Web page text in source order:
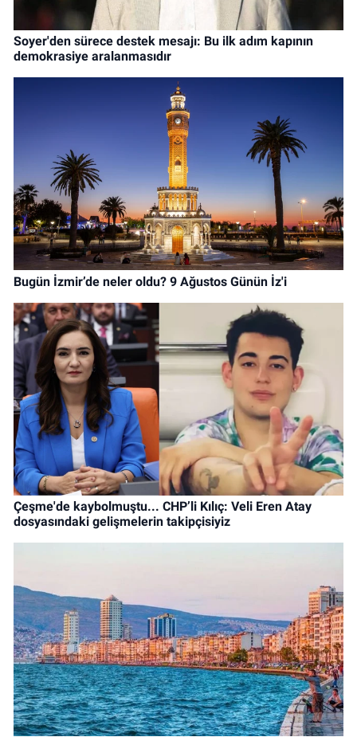
Soyer'den sürece destek mesajı: Bu ilk adım kapının
demokrasiye aralanmasıdır
Bugün İzmir’de neler oldu? 9 Ağustos Günün İz'i
Çeşme'de kaybolmuştu... CHP’li Kılıç: Veli Eren Atay
dosyasındaki gelişmelerin takipçisiyiz